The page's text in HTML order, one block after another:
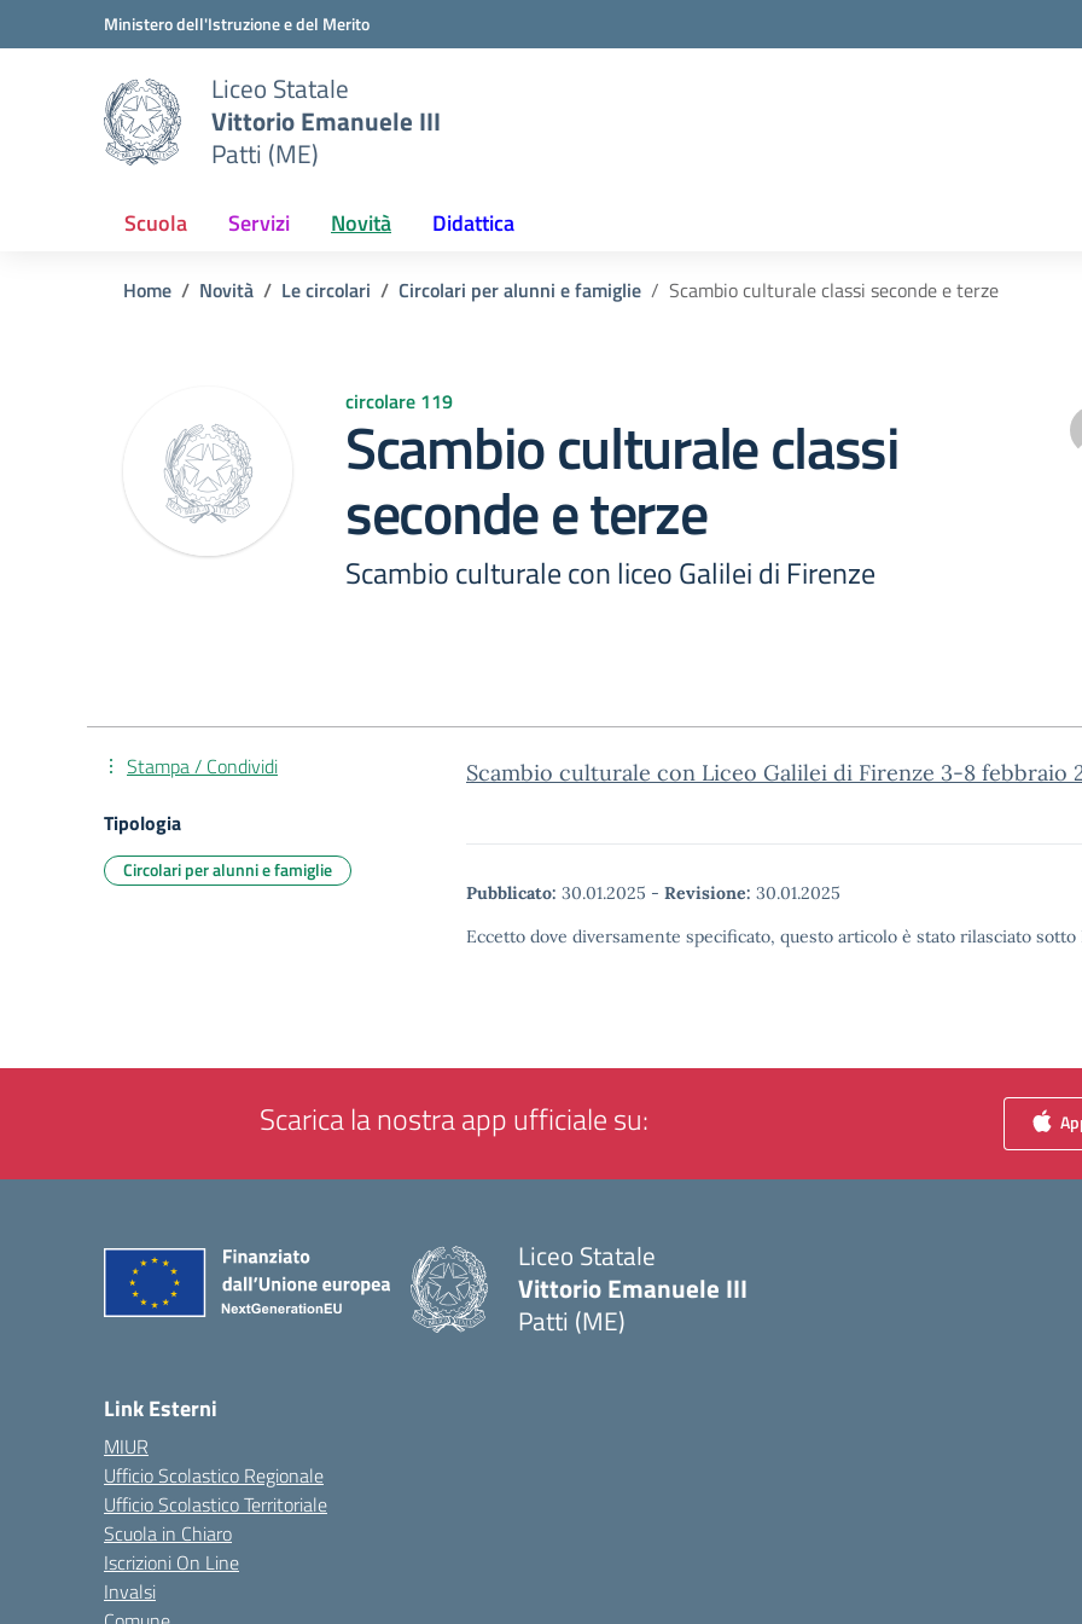
Vai ai contenuti
Vai al menu di navigazioneMinistero dell'Istruzione e del Merito
Liceo Statale
Vittorio Emanuele III
Patti (ME)
Scuola Servizi Novità Didattica
Home Novità Le circolari Circolari per alunni e famiglie Scambio culturale classi seconde e terze
circolare 119
Scambio culturale classi
seconde e terze
Scambio culturale con liceo Galilei di Firenze
Scambio culturale con Liceo Galilei di Firenze 3-8 febbraio
Pubblicato: 30.01.2025 - Revisione: 30.01.2025
Eccetto dove diversamente specificato, questo articolo è stato rilasciato
Stampa / Condividi
Tipologia
Circolari per alunni e famiglie
Scarica la nostra app ufficiale su:
Liceo Statale
Vittorio Emanuele III
Patti (ME)
Link Esterni
MIUR
Ufficio Scolastico Regionale
Ufficio Scolastico Territoriale
Scuola in Chiaro
Iscrizioni On Line
Invalsi